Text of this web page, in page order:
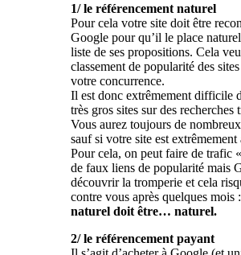
1/ le référencement naturel
Pour cela votre site doit être
Google pour qu’il le place
liste de ses propositions. Cela
classement de popularité des
votre concurrence.
Il est donc extrêmement difficile
très gros sites sur des recherches
Vous aurez toujours de
sauf si votre site est
Pour cela, on peut faire de trafic
de faux liens de popularité mais
découvrir la tromperie et cela
contre vous après quelques mois :
naturel doit être… naturel.
2/ le référencement payant